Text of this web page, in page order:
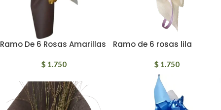
Ramo De 6 Rosas Amarillas
$ 1.750
Ramo de 6 rosas lila
$ 1.750